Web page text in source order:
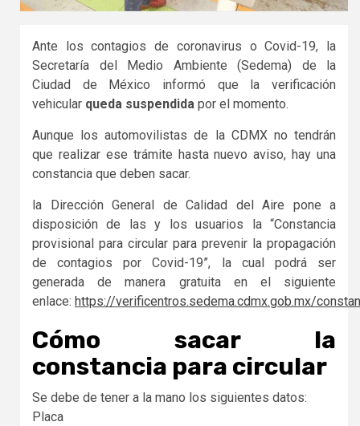
Ante los contagios de coronavirus o Covid-19, la
Secretaría del Medio Ambiente (Sedema) de la
Ciudad de México informó que la verificación
vehicular queda suspendida por el momento.
Aunque los automovilistas de la CDMX no tendrán
que realizar ese trámite hasta nuevo aviso, hay una
constancia que deben sacar.
la Dirección General de Calidad del Aire pone a
disposición de las y los usuarios la “Constancia
provisional para circular para prevenir la propagación
de contagios por Covid-19”, la cual podrá ser
generada de manera gratuita en el siguiente
enlace: https://verificentros.sedema.cdmx.gob.mx/
Cómo sacar la
constancia para circular
Se debe de tener a la mano los siguientes datos:
Placa